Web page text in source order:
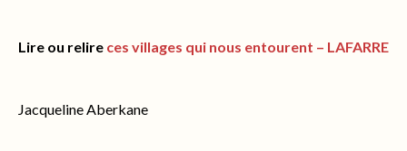
Lire ou relire ces villages qui nous entourent – LAFARRE
Jacqueline Aberkane